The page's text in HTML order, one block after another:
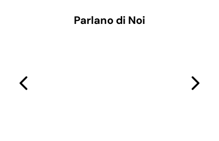
Domande frequenti
tovaglie e tovaglioli in tre linee distinte, pensate per
coprire ogni esigenza di servizio e budget.
Parlano di Noi